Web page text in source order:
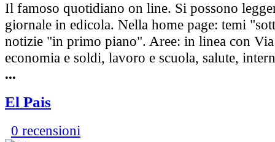
Il famoso quotidiano on line. Si possono
giornale in edicola. Nella home page: temi
notizie "in primo piano". Aree: in linea con
economia e soldi, lavoro e scuola, salute,
...
El Pais
0 recensioni